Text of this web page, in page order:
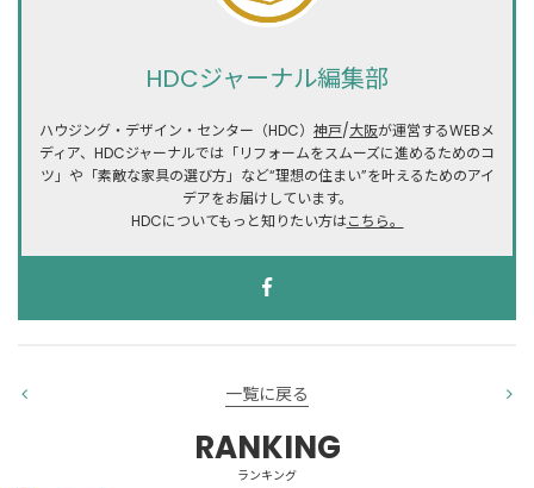
HDCジャーナル編集部
ハウジング・デザイン・センター（HDC） 神戸/大阪が運営するWEBメ
ディア、HDCジャーナルでは「リフォームをスムーズに進めるためのコ
ツ」や「素敵な家具の選び方」など“理想の住まい”を叶えるためのアイ
デアをお届けしています。
HDCについてもっと知りたい方はこちら。
一覧に戻る
RANKING
ランキング